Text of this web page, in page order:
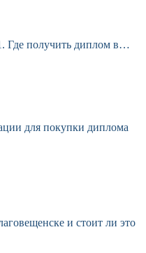
Где получить диплом в…
для покупки диплома
и стоит ли это